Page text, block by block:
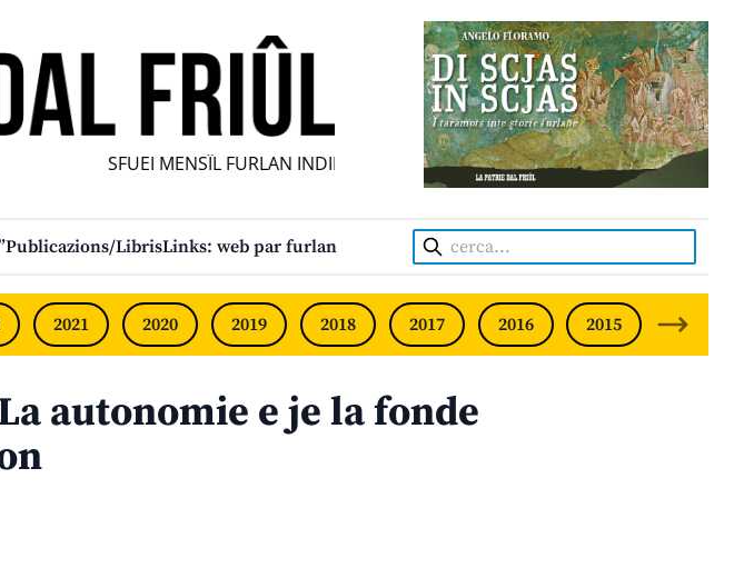
SFUEI MENSÎL FURLAN INDIPENDENT • INDEPENDENT FRIULIAN MONTHLY •
Publicazions/LibrisLinks: web par furlan Cerca:
2021 2020 2019 2018 2017 2016 2015 2014
autonomie e je la fonde